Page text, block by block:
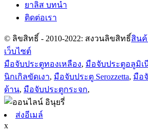
ยาลิส บทนำ
ติดต่อเรา
© ลิขสิทธิ์ - 2010-2022: สงวนลิขสิทธิ์สิน
เว็บไซต์
มือจับประตูทองเหลือง, มือจับประตูอลูมิเ
นิกเกิลขัดเงา, มือจับประตู Serozzetta, มือ
ด้าน, มือจับประตูกระจก,
ส่งอีเมล์
x